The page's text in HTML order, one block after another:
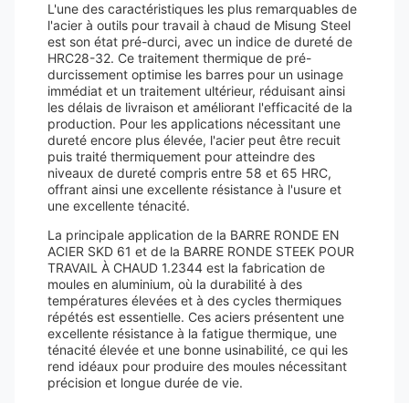
L'une des caractéristiques les plus remarquables de
l'acier à outils pour travail à chaud de Misung Steel
est son état pré-durci, avec un indice de dureté de
HRC28-32. Ce traitement thermique de pré-
durcissement optimise les barres pour un usinage
immédiat et un traitement ultérieur, réduisant ainsi
les délais de livraison et améliorant l'efficacité de la
production. Pour les applications nécessitant une
dureté encore plus élevée, l'acier peut être recuit
puis traité thermiquement pour atteindre des
niveaux de dureté compris entre 58 et 65 HRC,
offrant ainsi une excellente résistance à l'usure et
une excellente ténacité.
La principale application de la BARRE RONDE EN
ACIER SKD 61 et de la BARRE RONDE STEEK POUR
TRAVAIL À CHAUD 1.2344 est la fabrication de
moules en aluminium, où la durabilité à des
températures élevées et à des cycles thermiques
répétés est essentielle. Ces aciers présentent une
excellente résistance à la fatigue thermique, une
ténacité élevée et une bonne usinabilité, ce qui les
rend idéaux pour produire des moules nécessitant
précision et longue durée de vie.